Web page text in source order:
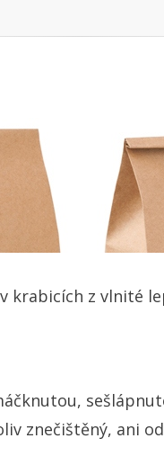
krabicích z vlnité
znečištěný, ani